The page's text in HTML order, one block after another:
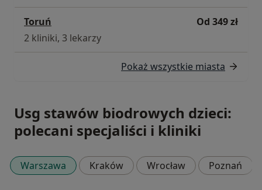
Toruń
Od 349 zł
2 kliniki, 3 lekarzy
Pokaż wszystkie miasta
Usg stawów biodrowych dzieci:
polecani specjaliści i kliniki
Warszawa Kraków Wrocław Poznań